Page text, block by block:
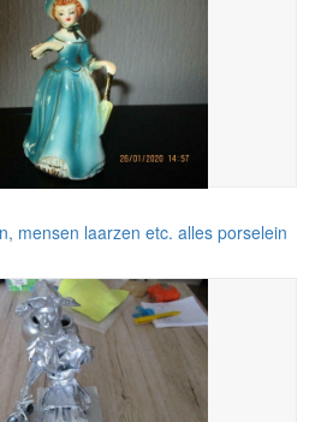
mensen laarzen etc. alles porselein